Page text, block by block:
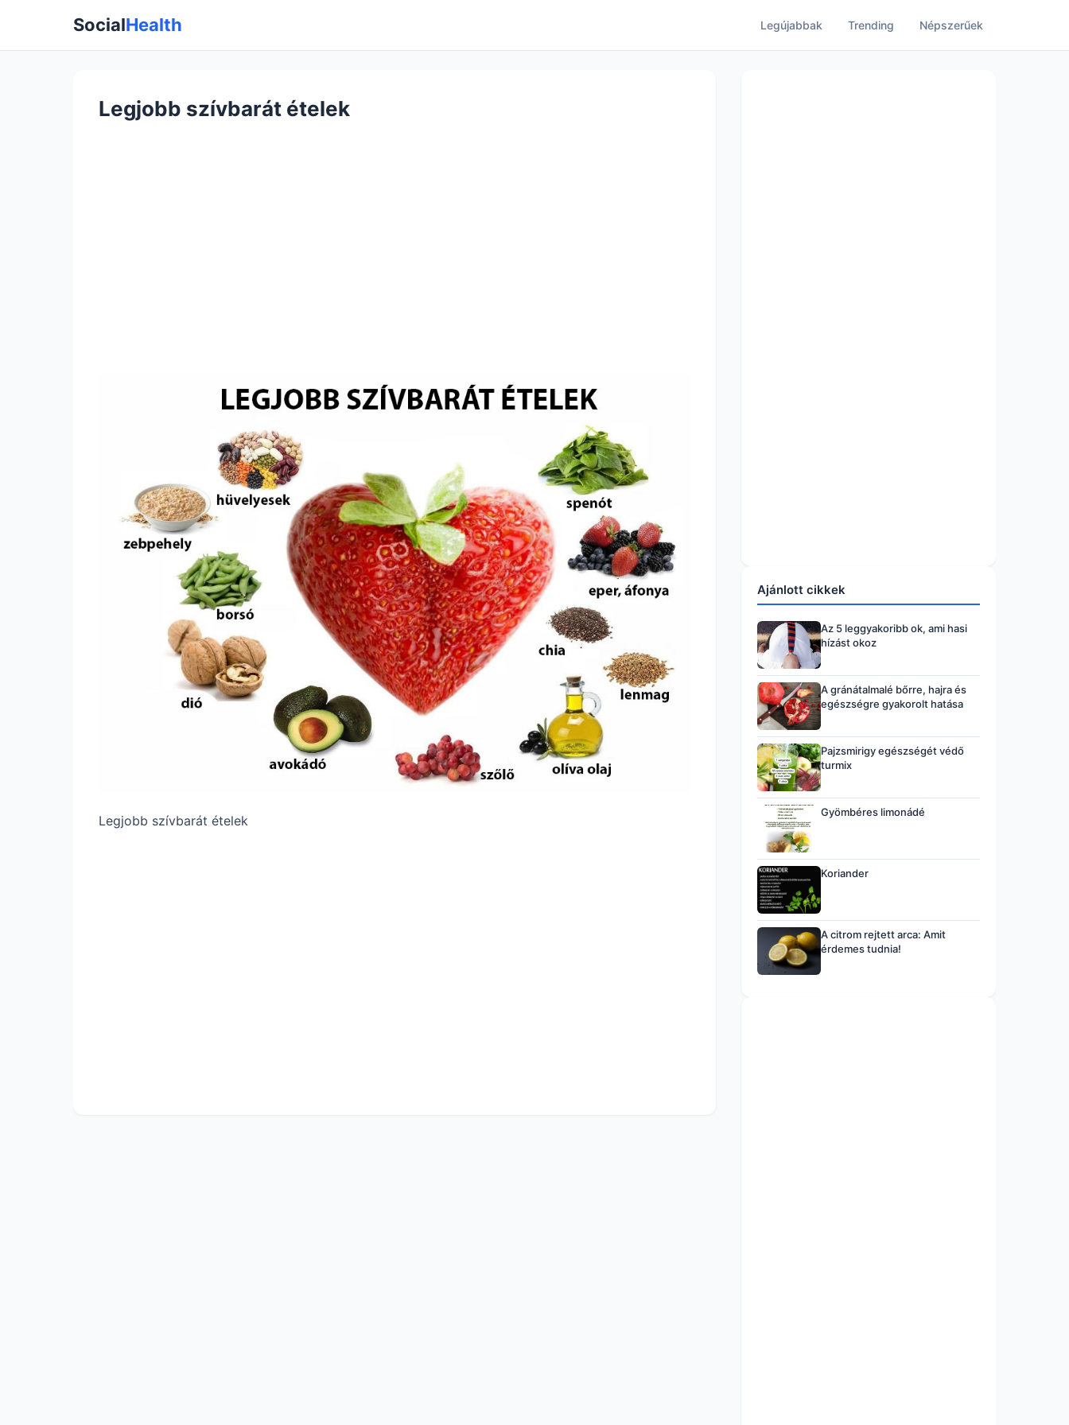
SocialHealth Legújabbak Trending Népszerűek
Legjobb szívbarát ételek
Legjobb szívbarát ételek
Ajánlott cikkek
Az 5 leggyakoribb ok, ami hasi
hízást okoz
A gránátalmalé bőrre, hajra és
egészségre gyakorolt hatása
Pajzsmirigy egészségét védő
turmix
Gyömbéres limonádé
Koriander
A citrom rejtett arca: Amit
érdemes tudnia!